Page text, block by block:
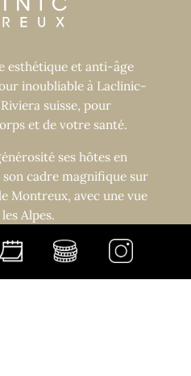
esthétique et anti-âge
inoubliable à Laclinic-
suisse, pour
et de votre santé.
ses hôtes en
cadre magnifique sur
Montreux, avec une vue
Alpes.
NOUS